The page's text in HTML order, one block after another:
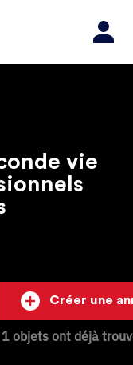
vie
Créer une
1 objets ont déjà